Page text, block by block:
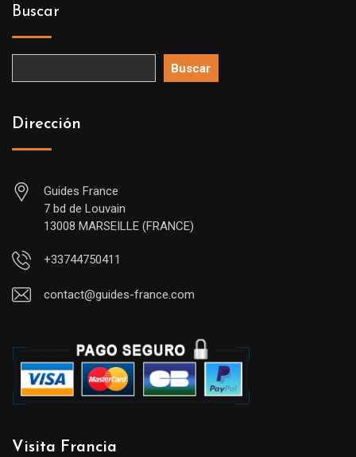
Buscar
Buscar
Dirección
Guides France
7 bd de Louvain
13008 MARSEILLE (FRANCE)
+33744750411
contact@guides-france.com
Visita Francia